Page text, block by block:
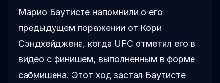
Марио Баутисте напомнили о его
предыдущем поражении от Кори
Сэндхейджена, когда UFC отметил его в
видео с финишем, выполненным в форме
сабмишена. Этот ход застал Баутисте